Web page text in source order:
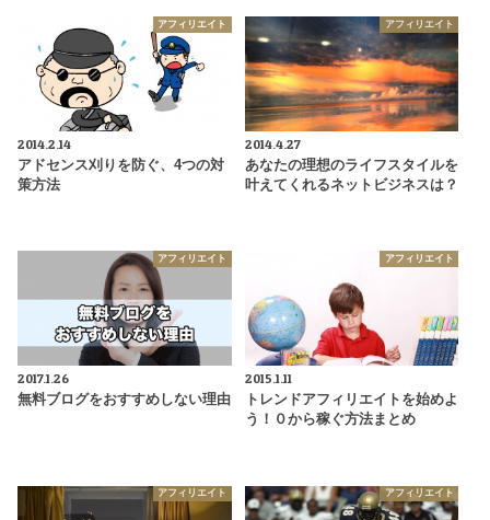
アフィリエイト
2014.2.14
アドセンス刈りを防ぐ、4つの対
策方法
アフィリエイト
2014.4.27
あなたの理想のライフスタイルを
叶えてくれるネットビジネスは？
アフィリエイト
2017.1.26
無料ブログをおすすめしない理由
アフィリエイト
2015.1.11
トレンドアフィリエイトを始めよ
う！０から稼ぐ方法まとめ
アフィリエイト アフィリエイト